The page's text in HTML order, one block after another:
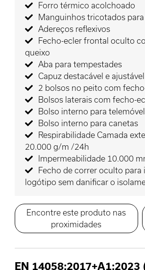
Forro térmico acolchoado
Manguinhos tricotados
Adereços reflexivos
Fecho-ecler frontal oculto
queixo
Aba para tempestades
Capuz destacável e ajustável
2 bolsos no peito com
Bolsos laterais com fecho-
Bolso interno para telemóvel
Bolso interno para canetas
Respirabilidade Camada
20.000 g/m /24h
Impermeabilidade 10.000
Fecho de correr oculto para
logótipo sem danificar o
Encontre este produto nas
proximidades
EN 14058:2017+A1:2023